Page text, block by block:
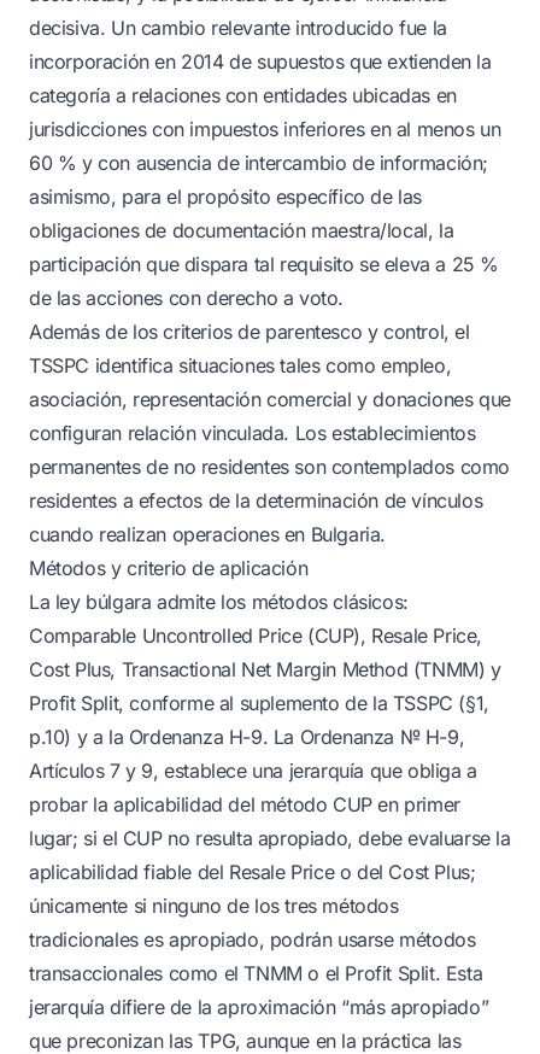
decisiva. Un cambio relevante introducido fue la
incorporación en 2014 de supuestos que extienden la
categoría a relaciones con entidades ubicadas en
jurisdicciones con impuestos inferiores en al menos un
60 % y con ausencia de intercambio de información;
asimismo, para el propósito específico de las
obligaciones de documentación maestra/local, la
participación que dispara tal requisito se eleva a 25 %
de las acciones con derecho a voto.
Además de los criterios de parentesco y control, el
TSSPC identifica situaciones tales como empleo,
asociación, representación comercial y donaciones que
configuran relación vinculada. Los establecimientos
permanentes de no residentes son contemplados como
residentes a efectos de la determinación de vínculos
cuando realizan operaciones en Bulgaria.
Métodos y criterio de aplicación
La ley búlgara admite los métodos clásicos:
Comparable Uncontrolled Price (CUP), Resale Price,
Cost Plus, Transactional Net Margin Method (TNMM) y
Profit Split, conforme al suplemento de la TSSPC (§1,
p.10) y a la Ordenanza H-9. La Ordenanza № H-9,
Artículos 7 y 9, establece una jerarquía que obliga a
probar la aplicabilidad del método CUP en primer
lugar; si el CUP no resulta apropiado, debe evaluarse la
aplicabilidad fiable del Resale Price o del Cost Plus;
únicamente si ninguno de los tres métodos
tradicionales es apropiado, podrán usarse métodos
transaccionales como el TNMM o el Profit Split. Esta
jerarquía difiere de la aproximación “más apropiado”
que preconizan las TPG, aunque en la práctica las